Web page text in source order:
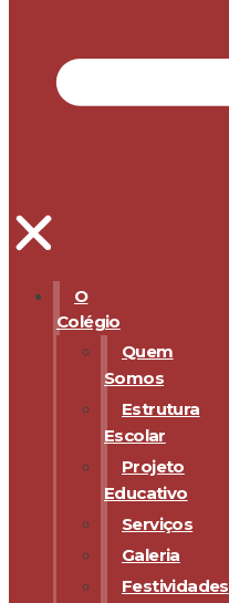
O
Colégio
Quem
Somos
Estrutura
Escolar
Projeto
Educativo
Serviços
Galeria
Festividades